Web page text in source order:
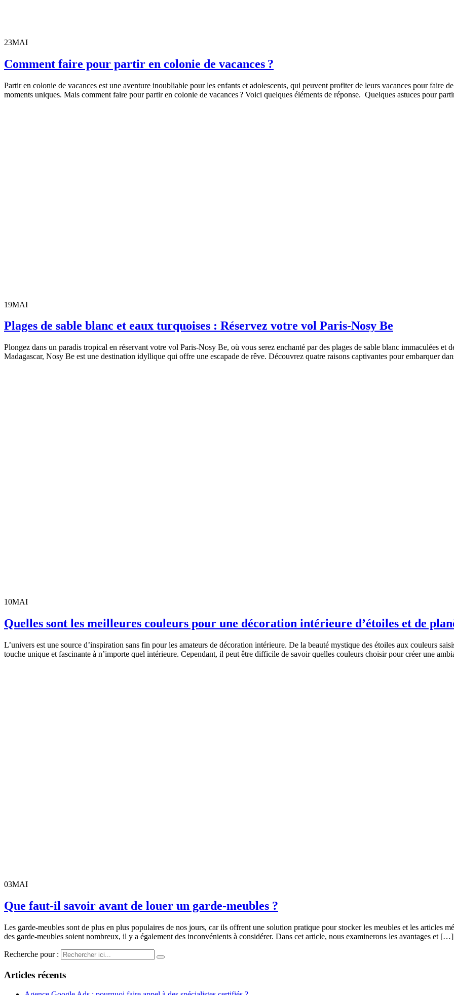
23MAI
Comment faire pour partir en colonie de vacances ?
Partir en colonie de vacances est une aventure inoubliable pour les enfants et adolescents, qui peuvent profiter de leurs vacances pour faire
moments uniques. Mais comment faire pour partir en colonie de vacances ? Voici quelques éléments de réponse. Quelques astuces pour
19MAI
Plages de sable blanc et eaux turquoises : Réservez votre vol Paris-Nosy Be
Plongez dans un paradis tropical en réservant votre vol Paris-Nosy Be, où vous serez enchanté par des plages de sable blanc immaculées et
Madagascar, Nosy Be est une destination idyllique qui offre une escapade de rêve. Découvrez quatre raisons captivantes pour embarquer
10MAI
Quelles sont les meilleures couleurs pour une décoration intérieure d’étoiles et de
L’univers est une source d’inspiration sans fin pour les amateurs de décoration intérieure. De la beauté mystique des étoiles aux couleurs
touche unique et fascinante à n’importe quel intérieure. Cependant, il peut être difficile de savoir quelles couleurs choisir pour créer une
03MAI
Que faut-il savoir avant de louer un garde-meubles ?
Les garde-meubles sont de plus en plus populaires de nos jours, car ils offrent une solution pratique pour stocker les meubles et les articles
des garde-meubles soient nombreux, il y a également des inconvénients à considérer. Dans cet article, nous examinerons les avantages et […]
Recherche pour :
Articles récents